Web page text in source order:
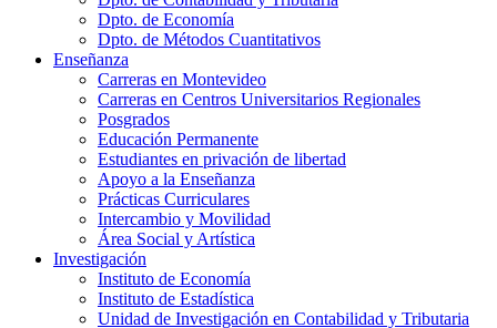
Dpto. de Economía
Dpto. de Métodos Cuantitativos
Enseñanza
Carreras en Montevideo
Carreras en Centros Universitarios Regionales
Posgrados
Educación Permanente
Estudiantes en privación de libertad
Apoyo a la Enseñanza
Prácticas Curriculares
Intercambio y Movilidad
Área Social y Artística
Investigación
Instituto de Economía
Instituto de Estadística
Unidad de Investigación en Contabilidad y Tributaria